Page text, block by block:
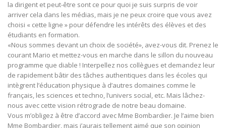
la dirigent et peut-être sont ce pour quoi je suis surpris de voir
arriver cela dans les médias, mais je ne peux croire que vous avez
choisi « cette ligne » pour défendre les intérêts des élèves et des
étudiants en formation.
«Nous sommes devant un choix de société», avez-vous dit. Prenez le
courant Mario et mettez-vous en marche dans le sillon du nouveau
programme que diable ! Interpellez nos collègues et demandez leur
de rapidement bâtir des tâches authentiques dans les écoles qui
intègrent l’éducation physique à d’autres domaines comme le
français, les sciences et techno, l’univers social, etc. Mais lâchez-
nous avec cette vision rétrograde de notre beau domaine.
Vous m’obligez à être d’accord avec Mme Bombardier. Je l’aime bien
Mme Bombardier, mais j’aurais tellement aimé que son opinion